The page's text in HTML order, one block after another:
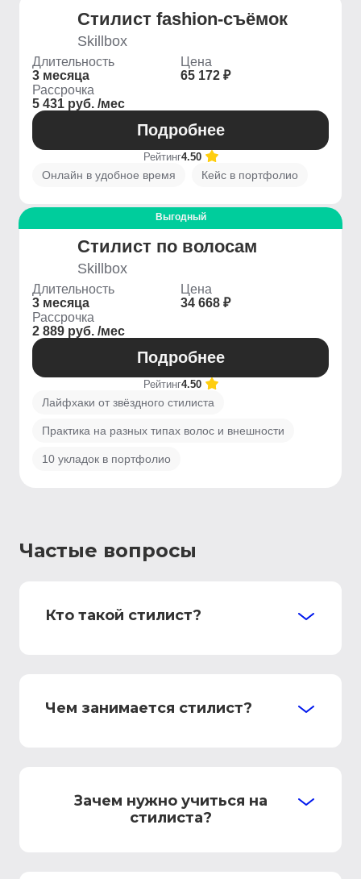
Стилист fashion-съёмок
Skillbox
Длительность
3 месяца
Цена
65 172 ₽
Рассрочка
5 431 руб. /мес
Подробнее
Рейтинг4.50
Онлайн в удобное время Кейс в портфолио
Выгодный
Стилист по волосам
Skillbox
Длительность
3 месяца
Цена
34 668 ₽
Рассрочка
2 889 руб. /мес
Подробнее
Рейтинг4.50
Лайфхаки от звёздного стилиста
Практика на разных типах волос и внешности
10 укладок в портфолио
Частые вопросы
Кто такой стилист?
Чем занимается стилист?
Зачем нужно учиться на
стилиста?